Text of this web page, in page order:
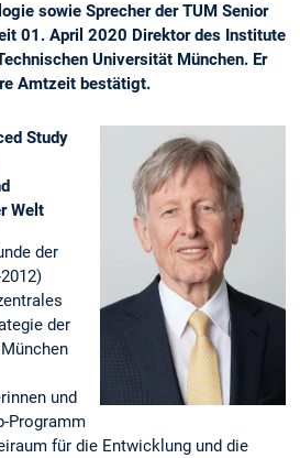
sowie Sprecher der TUM Senior
01. April 2020 Direktor des Institute
Universität München. Er
Amtzeit bestätigt.
Study
Welt
der
der
und
Programm
für die Entwicklung und die